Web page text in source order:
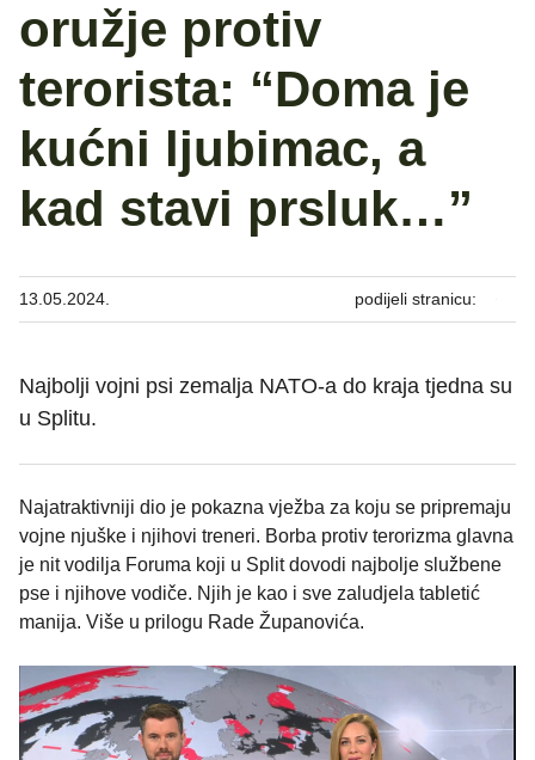
oružje protiv
terorista: “Doma je
kućni ljubimac, a
kad stavi prsluk…”
13.05.2024. podijeli stranicu:
Najbolji vojni psi zemalja NATO-a do kraja tjedna su
u Splitu.
Najatraktivniji dio je pokazna vježba za koju se pripremaju
vojne njuške i njihovi treneri. Borba protiv terorizma glavna
je nit vodilja Foruma koji u Split dovodi najbolje službene
pse i njihove vodiče. Njih je kao i sve zaludjela tabletić
manija. Više u prilogu Rade Županovića.